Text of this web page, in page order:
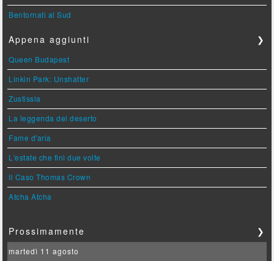
Bentornati al Sud
Appena aggiunti ❯
Queen Budapest
Linkin Park: Unshatter
Zustissia
La leggenda del deserto
Fame d'aria
L'estate che finì due volte
Il Caso Thomas Crown
Atcha Atcha
Prossimamente ❯
martedì 11 agosto